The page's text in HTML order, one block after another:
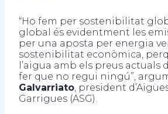
“Ho fem per sostenibilitat
global és evidentment les
per una aposta per energia
sostenibilitat econòmica,
l’aigua amb els preus actuals
fer que no regui ningú”,
Galvarriato, president
Garrigues (ASG).